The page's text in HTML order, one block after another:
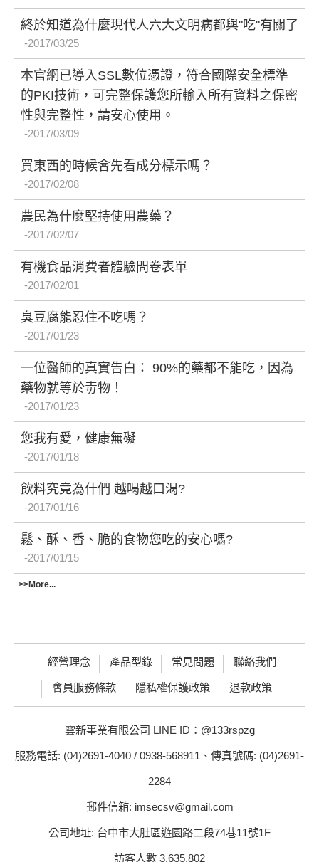
終於知道為什麼現代人六大文明病都與"吃"有關了
2017/03/25
本官網已導入SSL數位憑證，符合國際安全標準
的PKI技術，可完整保護您所輸入所有資料之保密
性與完整性，請安心使用。
2017/03/09
買東西的時候會先看成分標示嗎？
2017/02/08
農民為什麼堅持使用農藥？
2017/02/07
有機食品消費者體驗問卷表單
2017/02/01
臭豆腐能忍住不吃嗎？
2017/01/23
一位醫師的真實告白： 90%的藥都不能吃，因為
藥物就等於毒物！
2017/01/23
您我有愛，健康無礙
2017/01/18
飲料究竟為什們 越喝越口渴?
2017/01/16
鬆、酥、香、脆的食物您吃的安心嗎?
2017/01/15
>>More...
經營理念 產品型錄 常見問題 聯絡我們
會員服務條款 隱私權保護政策 退款政策
雲新事業有限公司 LINE ID：@133rspzg
服務電話: (04)2691-4040 / 0938-568911、傳真號碼: (04)2691-
2284
郵件信箱: imsecsv@gmail.com
公司地址: 台中市大肚區遊園路二段74巷11號1F
訪客人數 3,635,802